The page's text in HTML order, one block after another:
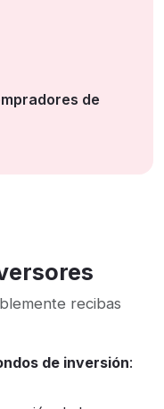
de
recibas
de inversión: